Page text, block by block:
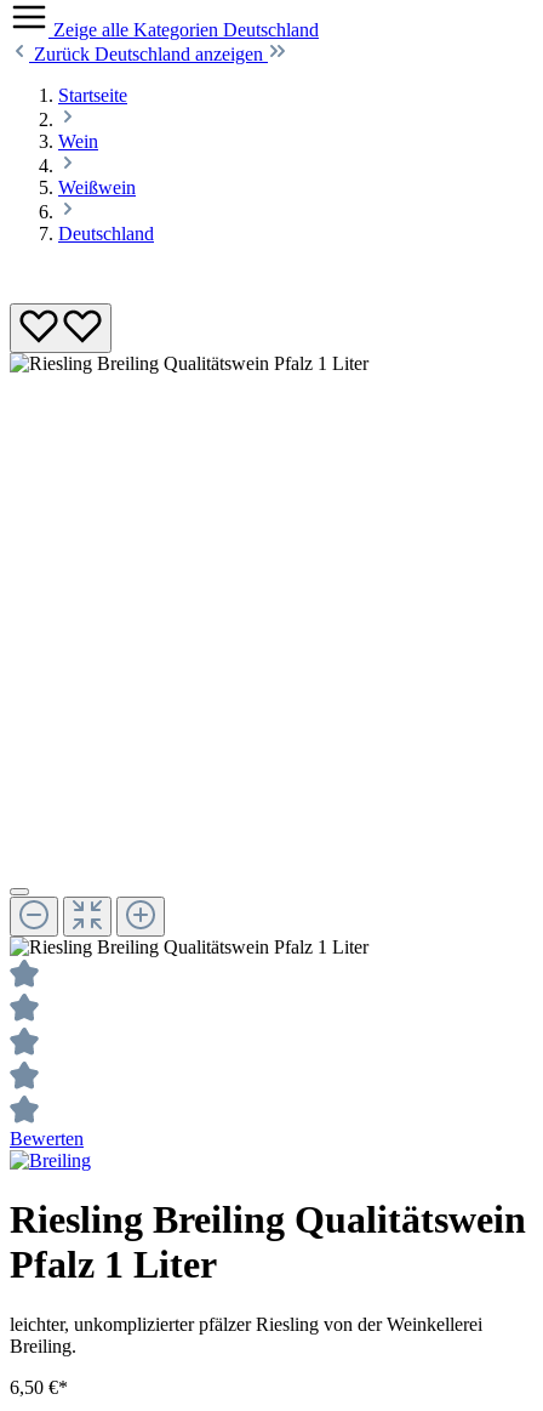
Zeige alle Kategorien Deutschland
Zurück Deutschland anzeigen
Startseite
Wein
Weißwein
Deutschland
Bewerten
Riesling Breiling Qualitätswein
Pfalz 1 Liter
leichter, unkomplizierter pfälzer Riesling von der Weinkellerei
Breiling.
6,50 €*